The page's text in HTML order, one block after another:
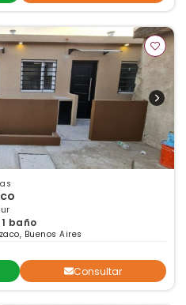
baño
Buenos Aires
Consultar